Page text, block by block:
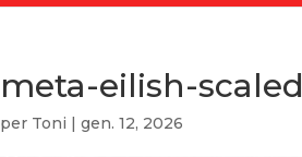
meta-eilish-scaled
per Toni |gen. 12, 2026